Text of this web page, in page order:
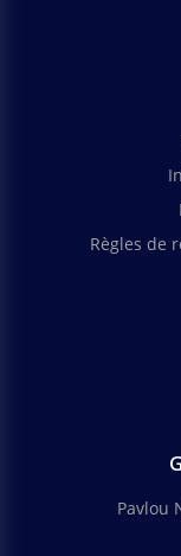
Règles de
Pavlou